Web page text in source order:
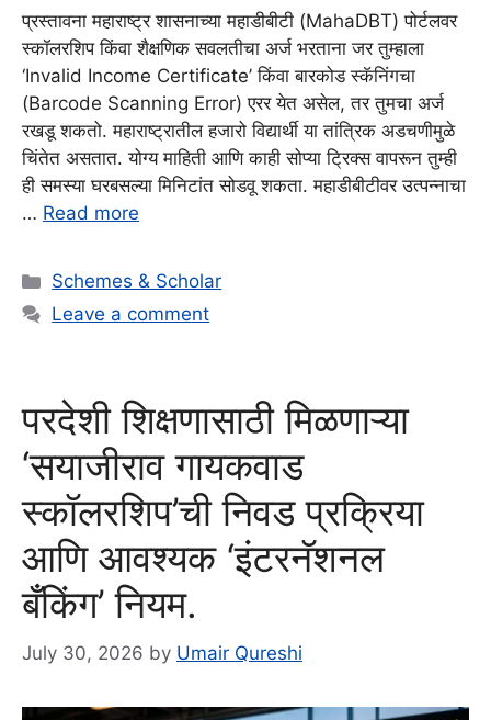
प्रस्तावना महाराष्ट्र शासनाच्या महाडीबीटी (MahaDBT) पोर्टलवर
स्कॉलरशिप किंवा शैक्षणिक सवलतीचा अर्ज भरताना जर तुम्हाला
‘Invalid Income Certificate’ किंवा बारकोड स्कॅनिंगचा
(Barcode Scanning Error) एरर येत असेल, तर तुमचा अर्ज
रखडू शकतो. महाराष्ट्रातील हजारो विद्यार्थी या तांत्रिक अडचणीमुळे
चिंतेत असतात. योग्य माहिती आणि काही सोप्या ट्रिक्स वापरून तुम्ही
ही समस्या घरबसल्या मिनिटांत सोडवू शकता. महाडीबीटीवर उत्पन्नाचा
… Read more
Categories
Schemes & Scholar
Leave a comment
परदेशी शिक्षणासाठी मिळणाऱ्या
‘सयाजीराव गायकवाड
स्कॉलरशिप’ची निवड प्रक्रिया
आणि आवश्यक ‘इंटरनॅशनल
बँकिंग’ नियम.
July 30, 2026 by Umair Qureshi